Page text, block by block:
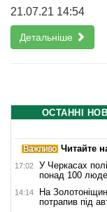
21.07.21 14:54
Детальніше
ОСТАННІ
Читайте
17:02
У Черкасах
понад 100
14:14
На
потрапив під